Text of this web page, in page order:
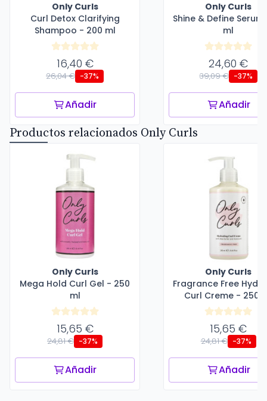
Only Curls
Curl Detox Clarifying
Shampoo - 200 ml
16,40 €
26,04 € -37%
Añadir
Only Curls
Shine & Define
ml
24,60 €
39,09 € -37%
Añadir
Productos relacionados Only Curls
Only Curls
Mega Hold Curl Gel - 250
ml
15,65 €
24,81 € -37%
Añadir
Only Curls
Fragrance Free
Curl Creme - 250
15,65 €
24,81 € -37%
Añadir